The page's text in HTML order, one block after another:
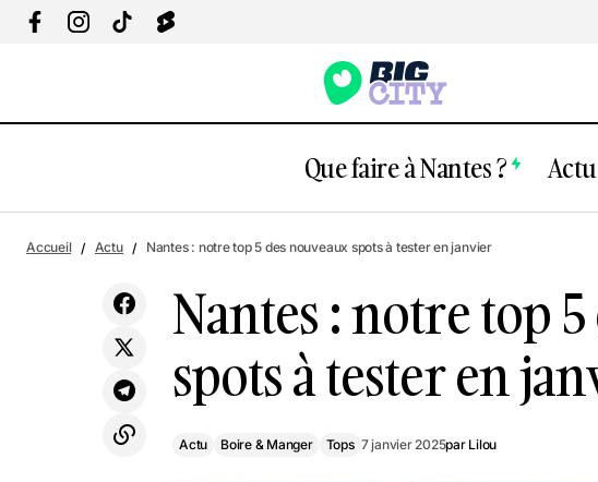
Que faire à Nantes ? Actu
Nantes : Où trouver les galettes des rois
les plus insolites en 2025 ?
Actu
Boire & Manger
Accueil Actu Nantes : notre top 5 des nouveaux spots à tester en janvier
Nantes : notre top
spots à tester en
Actu Boire & Manger Tops 7 janvier 2025par Lilou